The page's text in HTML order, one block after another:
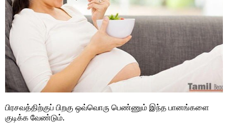
பிரசவத்திற்குப் பிறகு ஒவ்வொரு பெண்ணும் இந்த பானங்களை
குடிக்க வேண்டும்.